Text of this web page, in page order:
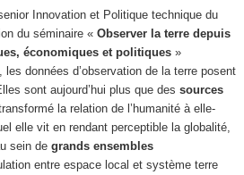
Innovation et Politique technique du
du séminaire « Observer la terre depuis
économiques et politiques»
les données d’observation de la terre posent
sont aujourd’hui plus que des sources
la relation de l’humanité à elle-
elle vit en rendant perceptible la globalité,
sein de grands ensembles
entre espace local et système terre